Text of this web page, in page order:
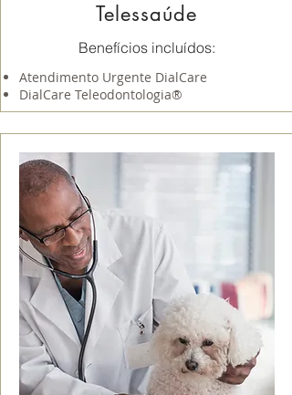
Telessaúde
Benefícios incluídos:
Atendimento Urgente DialCare
DialCare Teleodontologia®